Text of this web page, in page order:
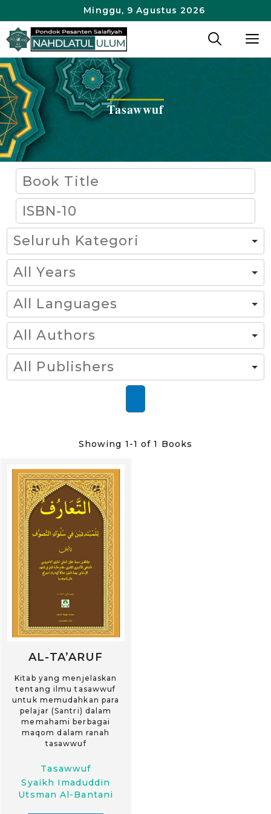
ke
isi
Minggu, 9 Agustus 2026
Tasawwuf
Showing 1-1 of 1 Books
AL-TA’ARUF
Kitab yang menjelaskan
tentang ilmu tasawwuf
untuk memudahkan para
pelajar (Santri) dalam
memahami berbagai
maqom dalam ranah
tasawwuf
Tasawwuf
Syaikh Imaduddin
Utsman Al-Bantani